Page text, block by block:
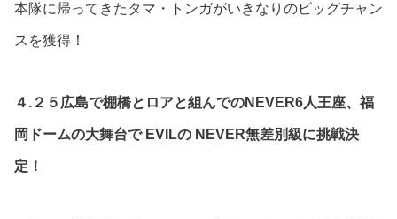
本隊に帰ってきたタマ・トンガがいきなりのビッグチャン
スを獲得！
４.２５広島で棚橋とロアと組んでのNEVER6人王座、福
岡ドームの大舞台で EVILの NEVER無差別級に挑戦決
定！